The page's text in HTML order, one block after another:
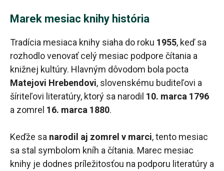
Marek mesiac knihy história
Tradícia mesiaca knihy siaha do roku 1955, keď sa
rozhodlo venovať celý mesiac podpore čítania a
knižnej kultúry. Hlavným dôvodom bola pocta
Matejovi Hrebendovi, slovenskému buditeľovi a
šíriteľovi literatúry, ktorý sa narodil 10. marca 1796
a zomrel 16. marca 1880.
Keďže sa narodil aj zomrel v marci, tento mesiac
sa stal symbolom kníh a čítania. Marec mesiac
knihy je dodnes príležitosťou na podporu literatúry a